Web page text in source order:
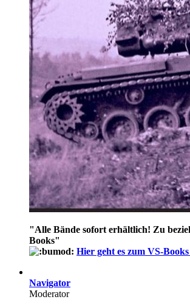
"Alle Bände sofort erhältlich! Zu
Books"
Hier geht es zum VS-
Navigator
Moderator